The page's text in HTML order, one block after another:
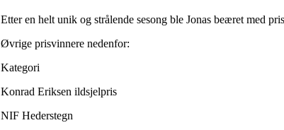
Etter en helt unik og strålende sesong ble Jonas beæret med
Øvrige prisvinnere nedenfor:
Kategori
Konrad Eriksen ildsjelpris
NIF Hederstegn